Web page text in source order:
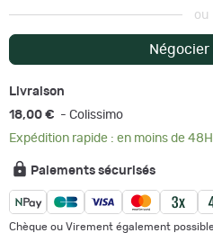
ou
Livraison
18,00 € - Colissimo
Expédition rapide : en moins de 48H
Paiements sécurisés
Chèque ou Virement également